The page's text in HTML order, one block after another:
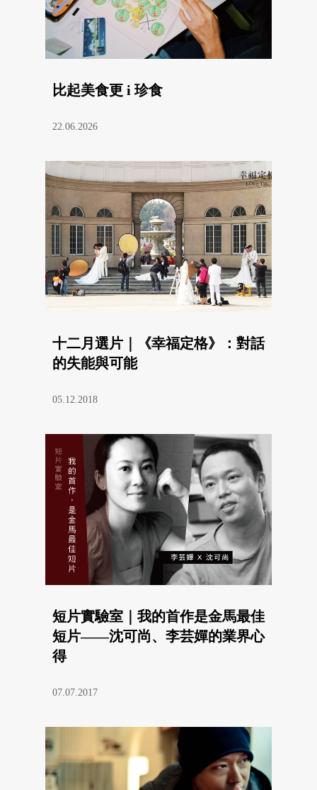
比起美食更 i 珍食
22.06.2026
十二月選片｜《幸福定格》：對話
的失能與可能
05.12.2018
短片實驗室｜我的首作是金馬最佳
短片——沈可尚、李芸嬋的業界心
得
07.07.2017